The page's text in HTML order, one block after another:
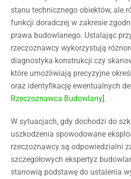
stanu technicznego obiektów, ale
funkcji doradczej w zakresie
prawa budowlanego. Ustalając
rzeczoznawcy wykorzystują
diagnostyka konstrukcji czy
które umożliwiają precyzyjne
oraz identyfikację ewentualnych
Rzeczoznawca Budowlany].
W sytuacjach, gdy dochodzi do
uszkodzenia spowodowane
rzeczoznawcy są odpowiedzialni
szczegółowych ekspertyz
stanowią podstawę do ustalenia